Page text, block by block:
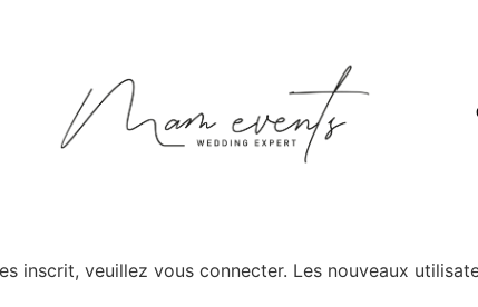
inscrit, veuillez vous connecter. Les nouveaux